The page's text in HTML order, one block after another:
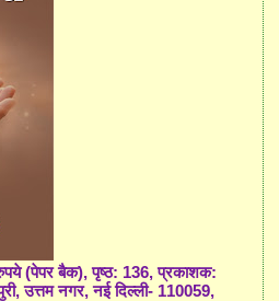
(पेपर बैक), पृष्ठ: 136, प्रकाशक:
उत्तम नगर, नई दिल्ली- 110059,